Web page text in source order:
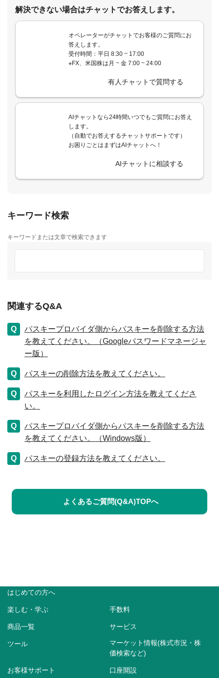
解決できない場合はチャットでお答えします。
オペレーターがチャットでお客様のご質問にお
答えします。
受付時間：平日 8:30 ~ 17:00
※FX、米国株は月 ~ 金 7:00 ~ 24:00
有人チャットで質問する
AIチャットなら24時間いつでもご質問にお答え
します。
（自動でお答えするチャットサポートです）
お困りごとはまずはAIチャットへ！
AIチャットに相談する
キーワード検索
キーワードまたは文章で検索できます
関連するQ&A
パスキープロバイダ側からパスキーを削除する方法
を教えてください。（Googleパスワードマネージャ
ー版）
パスキーの削除方法を教えてください。
パスキーを利用したログイン方法を教えてくださ
い。
パスキープロバイダ側からパスキーを削除する方法
を教えてください。（Windows版）
パスキーの登録方法を教えてください。
よくあるご質問(Q&A)TOPへ
はじめての方へ
楽しむ・学ぶ 手数料
商品一覧 サービス
ツール
マーケット情報(株式市況・株
価検索など)
お客様サポート 口座開設